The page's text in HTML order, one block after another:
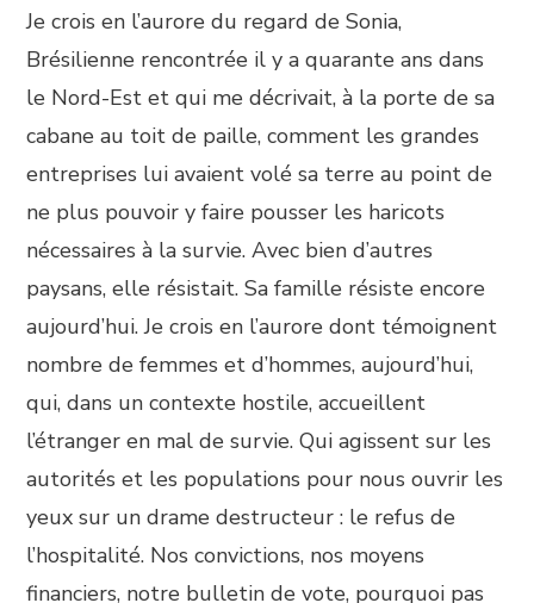
Je crois en l’aurore du regard de Sonia,
Brésilienne rencontrée il y a quarante ans dans
le Nord-Est et qui me décrivait, à la porte de sa
cabane au toit de paille, comment les grandes
entreprises lui avaient volé sa terre au point de
ne plus pouvoir y faire pousser les haricots
nécessaires à la survie. Avec bien d’autres
paysans, elle résistait. Sa famille résiste encore
aujourd’hui. Je crois en l’aurore dont témoignent
nombre de femmes et d’hommes, aujourd’hui,
qui, dans un contexte hostile, accueillent
l’étranger en mal de survie. Qui agissent sur les
autorités et les populations pour nous ouvrir les
yeux sur un drame destructeur : le refus de
l’hospitalité. Nos convictions, nos moyens
financiers, notre bulletin de vote, pourquoi pas